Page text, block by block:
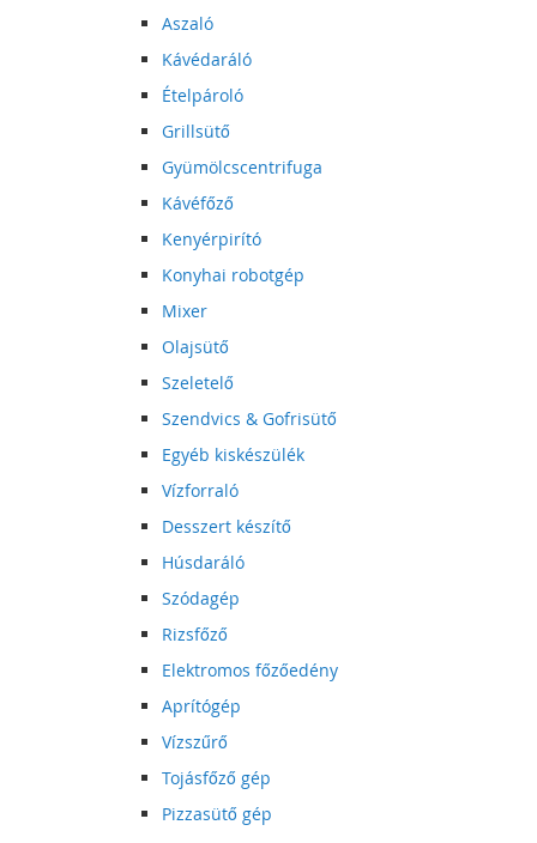
Aszaló
Kávédaráló
Ételpároló
Grillsütő
Gyümölcscentrifuga
Kávéfőző
Kenyérpirító
Konyhai robotgép
Mixer
Olajsütő
Szeletelő
Szendvics & Gofrisütő
Egyéb kiskészülék
Vízforraló
Desszert készítő
Húsdaráló
Szódagép
Rizsfőző
Elektromos főzőedény
Aprítógép
Vízszűrő
Tojásfőző gép
Pizzasütő gép